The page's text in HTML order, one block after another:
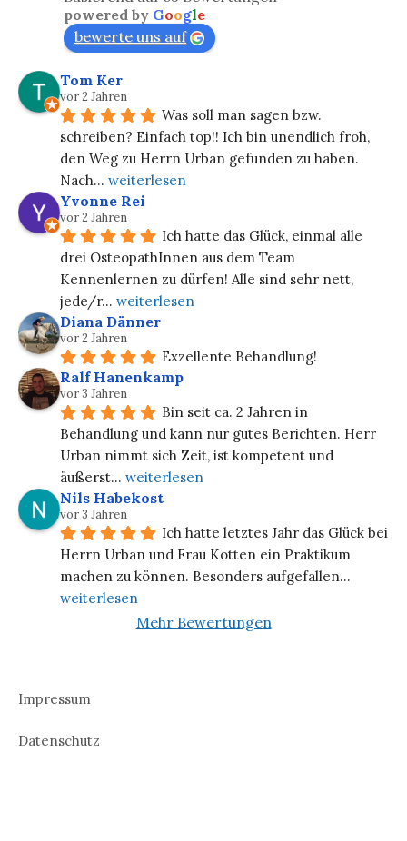
powered by Google
bewerte uns auf
Tom Ker
vor 2 Jahren
Was soll man sagen bzw.
schreiben? Einfach top!! Ich bin unendlich froh,
den Weg zu Herrn Urban gefunden zu haben.
Nach... weiterlesen
Yvonne Rei
vor 2 Jahren
Ich hatte das Glück, einmal alle
drei OsteopathInnen aus dem Team
Kennenlernen zu dürfen! Alle sind sehr nett,
jede/r... weiterlesen
Diana Dänner
vor 2 Jahren
Exzellente Behandlung!
Ralf Hanenkamp
vor 3 Jahren
Bin seit ca. 2 Jahren in
Behandlung und kann nur gutes Berichten. Herr
Urban nimmt sich Zeit, ist kompetent und
äußerst... weiterlesen
Nils Habekost
vor 3 Jahren
Ich hatte letztes Jahr das Glück bei
Herrn Urban und Frau Kotten ein Praktikum
machen zu können. Besonders aufgefallen
weiterlesen
Mehr Bewertungen
Impressum
Datenschutz